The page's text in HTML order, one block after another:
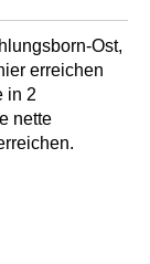
Ost,
erreichen
in 2
nette